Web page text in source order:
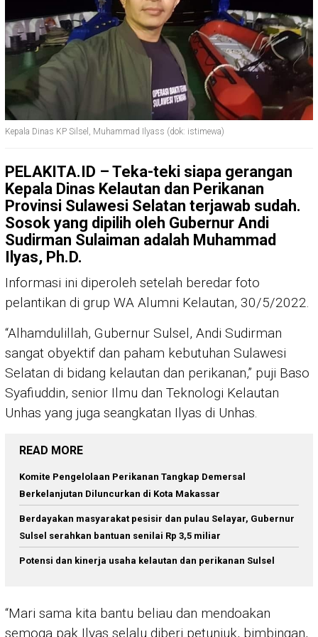
Kepala Dinas KP Silsel, Muhammad Ilyass (dok: istimewa)
PELAKITA.ID – Teka-teki siapa gerangan
Kepala Dinas Kelautan dan Perikanan
Provinsi Sulawesi Selatan terjawab sudah.
Sosok yang dipilih oleh Gubernur Andi
Sudirman Sulaiman adalah Muhammad
Ilyas, Ph.D.
Informasi ini diperoleh setelah beredar foto
pelantikan di grup WA Alumni Kelautan, 30/5/2022.
“Alhamdulillah, Gubernur Sulsel, Andi Sudirman
sangat obyektif dan paham kebutuhan Sulawesi
Selatan di bidang kelautan dan perikanan,” puji Baso
Syafiuddin, senior Ilmu dan Teknologi Kelautan
Unhas yang juga seangkatan Ilyas di Unhas.
READ MORE
Komite Pengelolaan Perikanan Tangkap Demersal
Berkelanjutan Diluncurkan di Kota Makassar
Berdayakan masyarakat pesisir dan pulau Selayar, Gubernur
Sulsel serahkan bantuan senilai Rp 3,5 miliar
Potensi dan kinerja usaha kelautan dan perikanan Sulsel
“Mari sama kita bantu beliau dan mendoakan
semoga pak Ilyas selalu diberi petunjuk, bimbingan,